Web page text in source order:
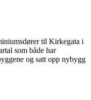
til Kirkegata i
som både har
og satt opp nybygg